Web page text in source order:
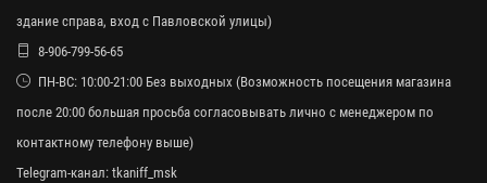
здание справа, вход с Павловской улицы)
8-906-799-56-65
ПН-ВС: 10:00-21:00 Без выходных (Возможность посещения магазина
после 20:00 большая просьба согласовывать лично с менеджером по
контактному телефону выше)
Telegram-канал: tkaniff_msk